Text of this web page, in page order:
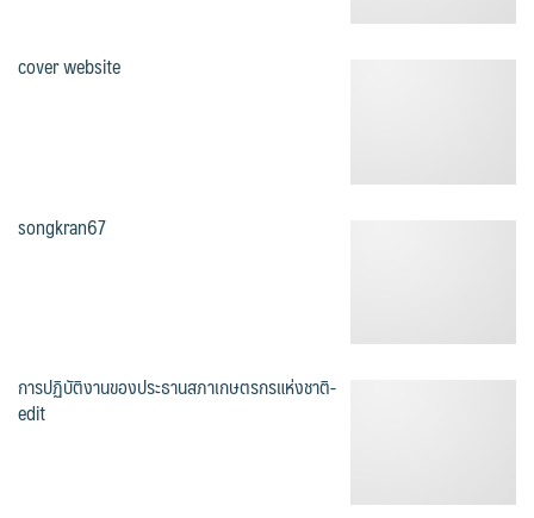
cover website
songkran67
การปฏิบัติงานของประธานสภาเกษตรกรแห่งชาติ-
edit